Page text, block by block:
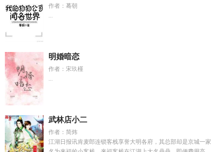
作者：蓦朝
...
明婚暗恋
作者：宋玖槿
...
武林店小二
作者：简炜
江湖日报讯肯麦郎连锁客栈享誉大明各府，其总部却是京城一家